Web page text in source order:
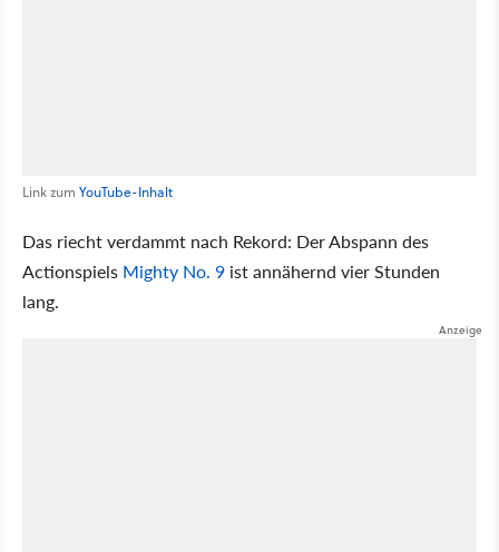
Link zum YouTube-Inhalt
Das riecht verdammt nach Rekord: Der Abspann des
Actionspiels Mighty No. 9 ist annähernd vier Stunden
lang.